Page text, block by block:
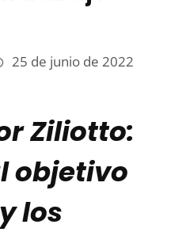
25 de junio de 2022
Ziliotto:
objetivo
los